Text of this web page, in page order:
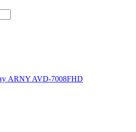
ARNY AVD-7008FHD